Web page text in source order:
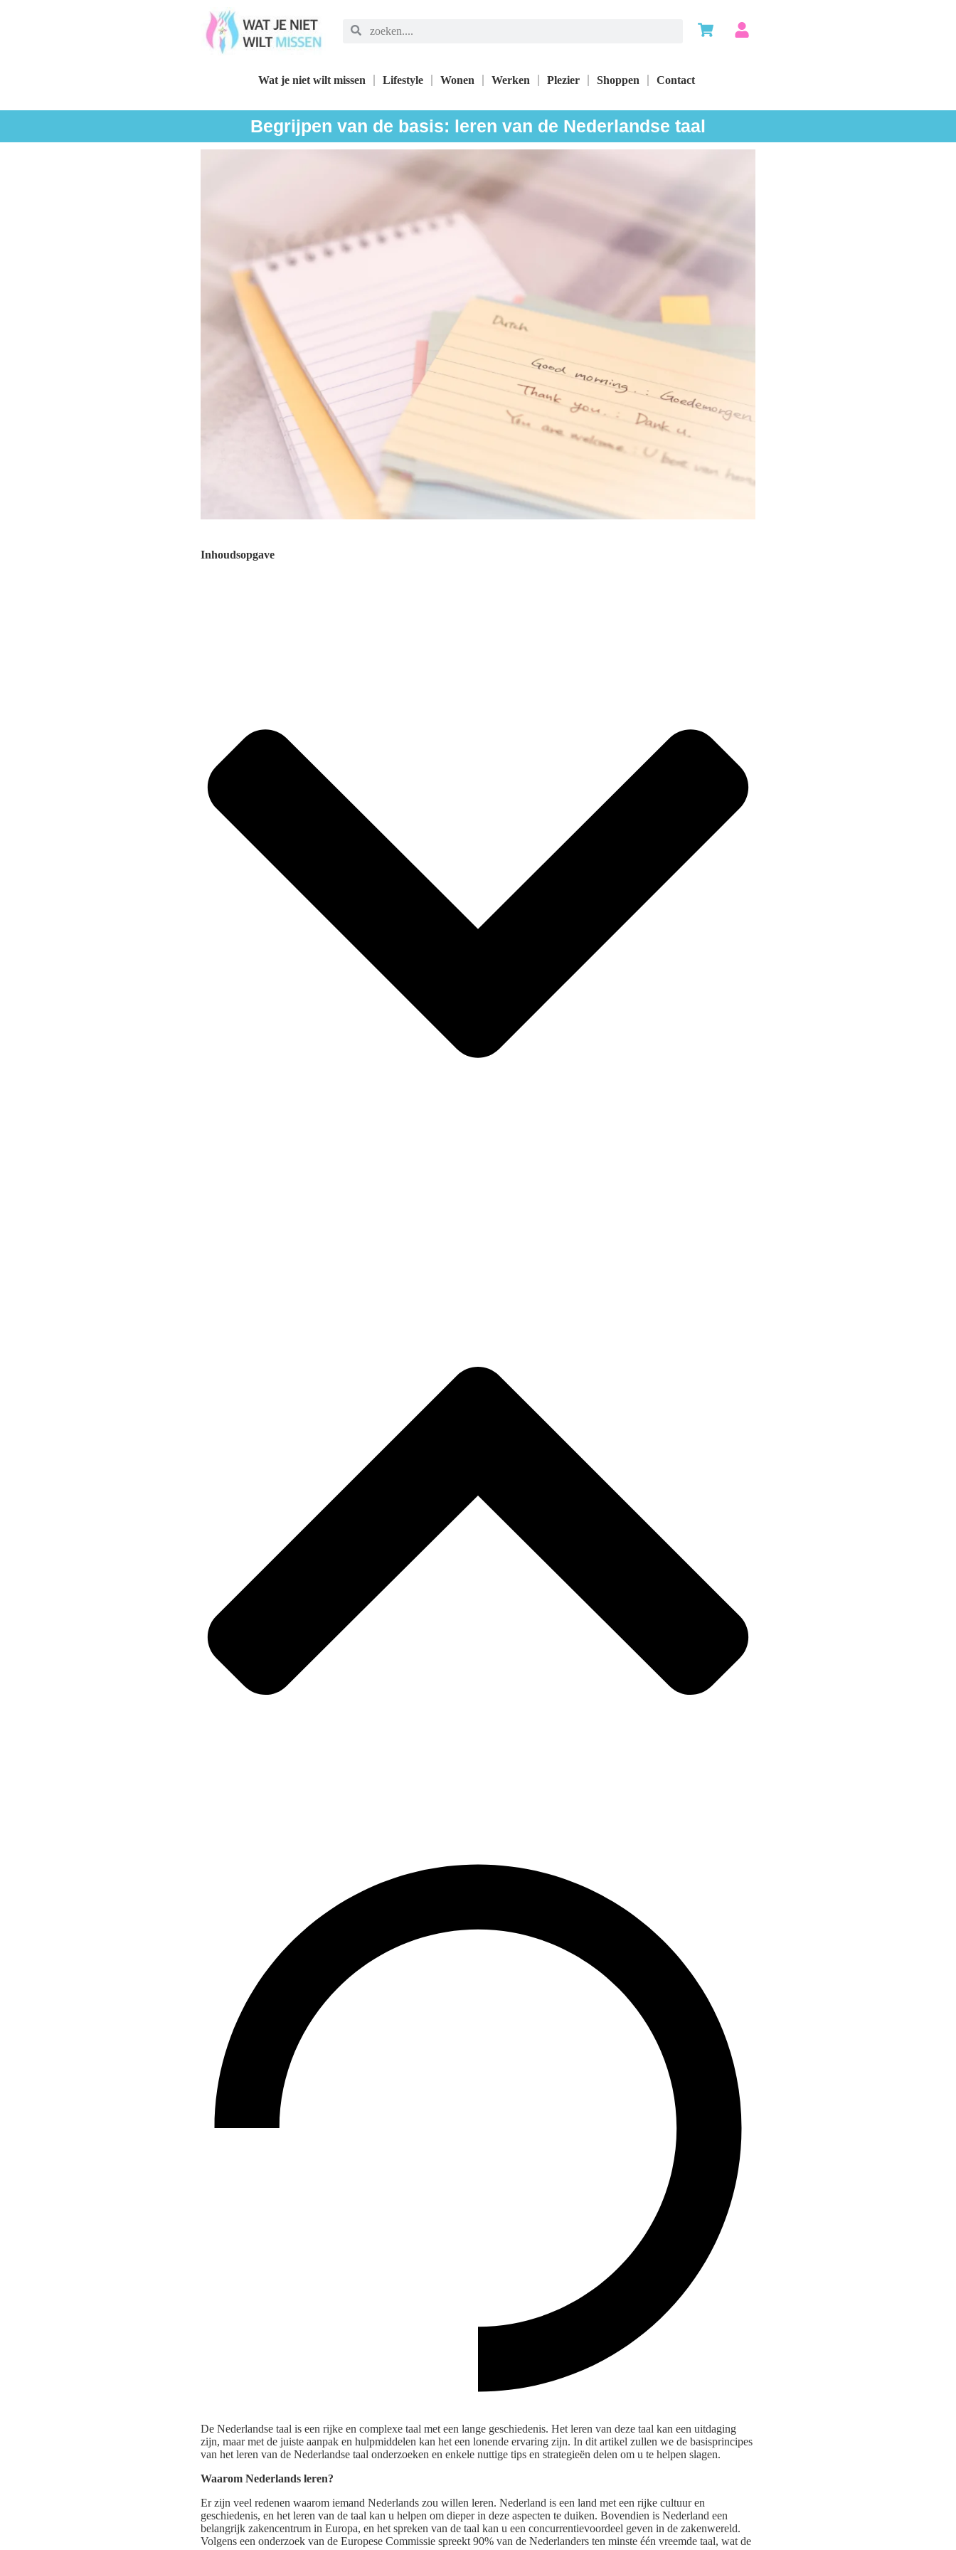
Wat je niet wilt missen Lifestyle Wonen Werken Plezier Shoppen Contact
Begrijpen van de basis: leren van de Nederlandse taal
Inhoudsopgave
De Nederlandse taal is een rijke en complexe taal met een lange geschiedenis. Het leren van deze taal kan een uitdaging
zijn, maar met de juiste aanpak en hulpmiddelen kan het een lonende ervaring zijn. In dit artikel zullen we de basisprincipes
van het leren van de Nederlandse taal onderzoeken en enkele nuttige tips en strategieën delen om u te helpen slagen.
Waarom Nederlands leren?
Er zijn veel redenen waarom iemand Nederlands zou willen leren. Nederland is een land met een rijke cultuur en
geschiedenis, en het leren van de taal kan u helpen om dieper in deze aspecten te duiken. Bovendien is Nederland een
belangrijk zakencentrum in Europa, en het spreken van de taal kan u een concurrentievoordeel geven in de zakenwereld.
Volgens een onderzoek van de Europese Commissie spreekt 90% van de Nederlanders ten minste één vreemde taal, wat de